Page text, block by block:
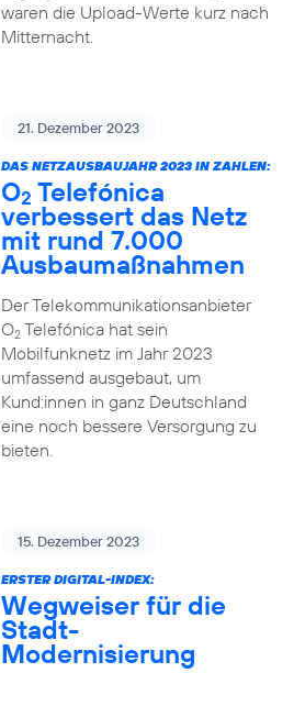
waren die Upload-Werte kurz nach
Mitternacht.
21. Dezember 2023
DAS NETZAUSBAUJAHR 2023 IN ZAHLEN:
O2 Telefónica
verbessert das Netz
mit rund 7.000
Ausbaumaßnahmen
Der Telekommunikationsanbieter
O2Telefónica hat sein
Mobilfunknetz im Jahr 2023
umfassend ausgebaut, um
Kund:innen in ganz Deutschland
eine noch bessere Versorgung zu
bieten.
15. Dezember 2023
ERSTER DIGITAL-INDEX:
Wegweiser für die
Stadt-
Modernisierung